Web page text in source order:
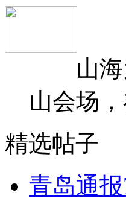
山海为
山会场
精选帖子
青岛通